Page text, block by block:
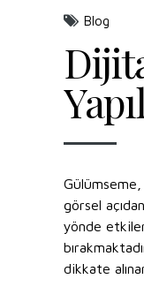
Blog
görsel
yönde
dikkate